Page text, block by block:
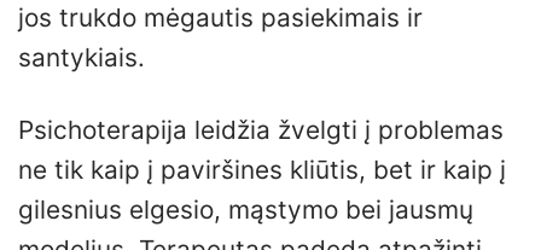
jos trukdo mėgautis pasiekimais ir
santykiais.
Psichoterapija leidžia žvelgti į problemas
ne tik kaip į paviršines kliūtis, bet ir kaip į
gilesnius elgesio, mąstymo bei jausmų